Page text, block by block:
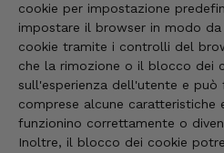
cookie per impostazione
impostare il browser in modo
cookie tramite i controlli del
che la rimozione o il blocco dei
sull'esperienza dell'utente e può
comprese alcune caratteristiche
funzionino correttamente o
Inoltre, il blocco dei cookie